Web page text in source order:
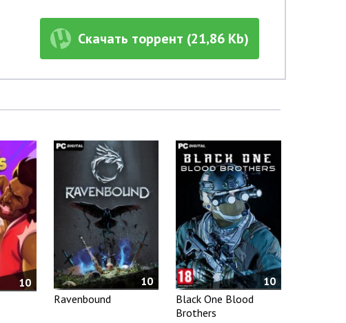
Скачать торрент (21,86 Kb)
10
10
Ravenbound
10
Black One Blood
Brothers